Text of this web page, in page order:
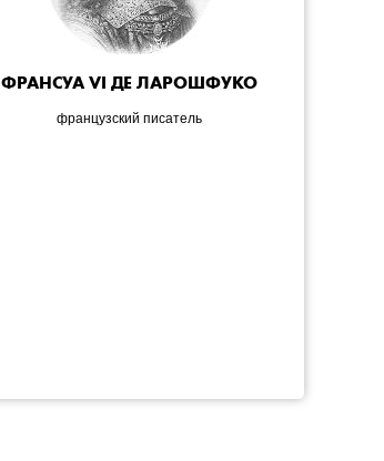
ФРАНСУА VI ДЕ ЛАРОШФУКО
французский писатель